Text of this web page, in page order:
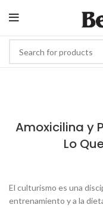
Amoxicilina y
Lo
El culturismo es una
entrenamiento y a la